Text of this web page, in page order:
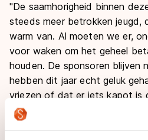
"De saamhorigheid binnen
steeds meer betrokken jeugd,
warm van. Al moeten we er,
voor waken om het geheel
houden. De sponsoren blijven
hebben dit jaar echt geluk
vriezen of dat er iets kapot is
de horeca in eigen beheer
we de baan betaalbaar